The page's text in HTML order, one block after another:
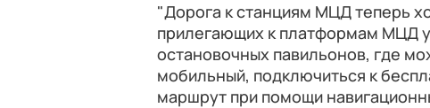
"Дорога к станциям МЦД теперь
прилегающих к платформам МЦД
остановочных павильонов, где
мобильный, подключиться к
маршрут при помощи